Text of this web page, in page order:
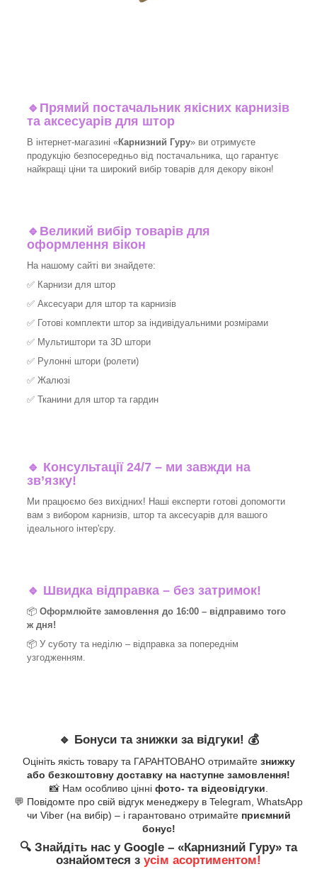
🔹 Прямий постачальник якісних карнизів
та аксесуарів для штор
В інтернет-магазині «Карнизний Гуру» ви отримуєте
продукцію безпосередньо від постачальника, що гарантує
найкращі ціни та широкий вибір товарів для декору вікон!​
🔹 Великий вибір товарів для
оформлення вікон
На нашому сайті ви знайдете:
✅ Карнизи для штор
✅ Аксесуари для штор та карнизів
✅ Готові комплекти штор за індивідуальними розмірами
✅ Мультиштори та 3D штори
✅ Рулонні штори (ролети)
✅ Жалюзі
✅ Тканини для штор та гардин
🔹 Консультації 24/7 – ми завжди на
зв’язку!
Ми працюємо без вихідних! Наші експерти готові допомогти
вам з вибором карнизів, штор та аксесуарів для вашого
ідеального інтер'єру.​
🔹 Швидка відправка – без затримок!
📦 Оформлюйте замовлення до 16:00 – відправимо того
ж дня!
📦 У суботу та неділю – відправка за попереднім
узгодженням.
🔹 Бонуси та знижки за відгуки! 💰
Оцініть якість товару та ГАРАНТОВАНО отримайте знижку
або безкоштовну доставку на наступне замовлення!
📸 Нам особливо цінні фото- та відеовідгуки
💬 Повідомте про свій відгук менеджеру в Telegram, WhatsApp
чи Viber (на вибір) – і гарантовано отримайте приємний
бонус!
🔍 Знайдіть нас у Google – «Карнизний Гуру» та
ознайомтеся з усім асортиментом!